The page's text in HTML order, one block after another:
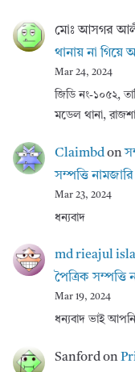
মোঃ আসগর
থানায় না
Mar 24, 2024
জিডি নং-১০৫২,
মডেল থানা,
Claimbdon
সম্পত্তি
Mar 23, 2024
ধন্যবাদ
md rieajul
পৈত্রিক সম্পত্তি
Mar 19, 2024
ধন্যবাদ ভাই
Sanfordon